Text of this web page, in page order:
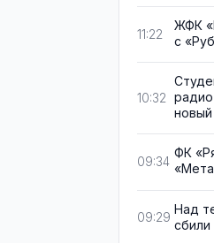
11:22
ЖФК
с
10:32
новый
09:34
ФК
09:29
Над